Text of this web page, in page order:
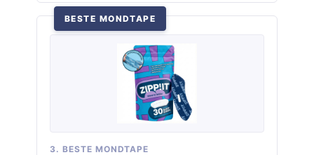
BESTE MONDTAPE
3. BESTE MONDTAPE